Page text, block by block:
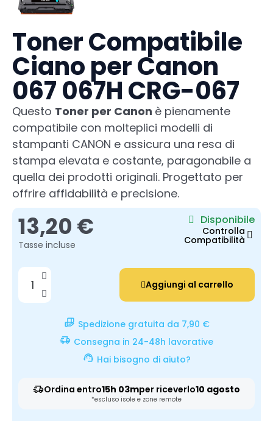
Toner Compatibile
Ciano per Canon
067 067H CRG-067
Questo Toner per Canon è pienamente
compatibile con molteplici modelli di
stampanti CANON e assicura una resa di
stampa elevata e costante, paragonabile a
quella dei prodotti originali. Progettato per
offrire affidabilità e precisione.
13,20 €
Tasse incluse
Disponibile
Controlla
Compatibilità
Aggiungi al carrello
Spedizione gratuita da 7,90 €
Consegna in 24-48h lavorative
Hai bisogno di aiuto?
Ordina entro15h 03mper riceverlo10 agosto
*escluso isole e zone remote